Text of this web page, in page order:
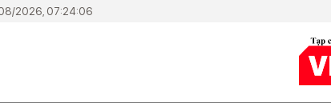
08/2026, 07:24:06